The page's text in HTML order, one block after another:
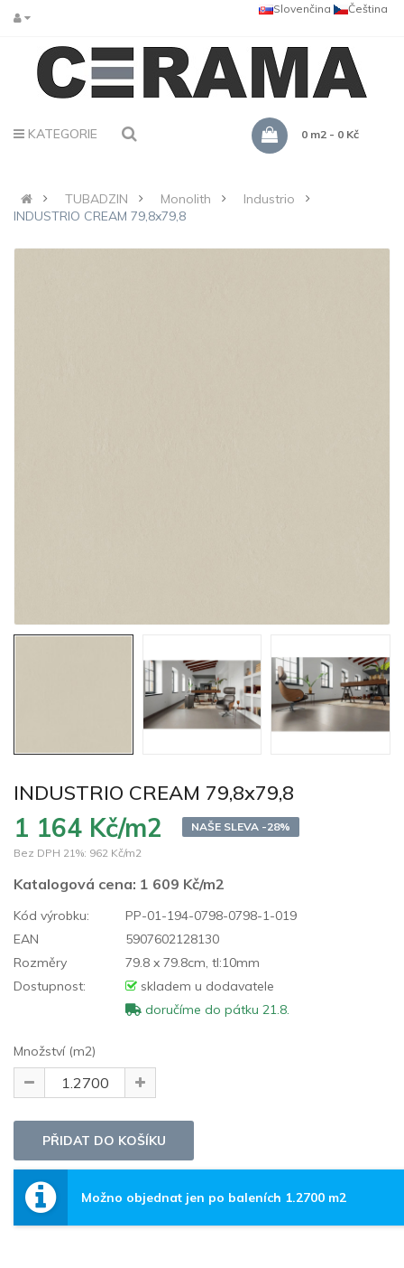
Čeština
Slovenčina
KATEGORIE 0 m2 - 0 Kč
TUBADZIN Monolith
Industrio
INDUSTRIO CREAM 79,8x79,8
INDUSTRIO CREAM 79,8x79,8
1 164 Kč/m2
NAŠE SLEVA -28%
Bez DPH 21%: 962 Kč/m2
Katalogová cena: 1 609 Kč/m2
Kód výrobku:
PP-01-194-0798-0798-1-019
EAN
5907602128130
Rozměry
79.8 x 79.8cm, tl:10mm
Dostupnost:
skladem u dodavatele
doručíme do pátku 21.8.
Množství (m2)
Možno objednat jen po baleních 1.2700 m2